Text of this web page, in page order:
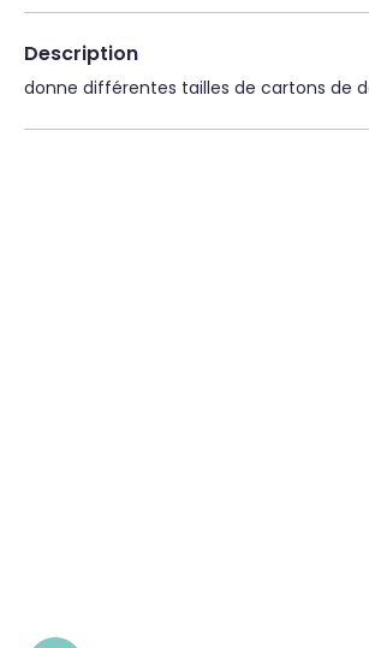
Description
donne différentes tailles de cartons de